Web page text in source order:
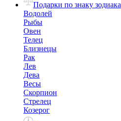
Подарки по знаку зодиака
Водолей
Рыбы
Овен
Телец
Близнецы
Рак
Лев
Дева
Весы
Скорпион
Стрелец
Козерог